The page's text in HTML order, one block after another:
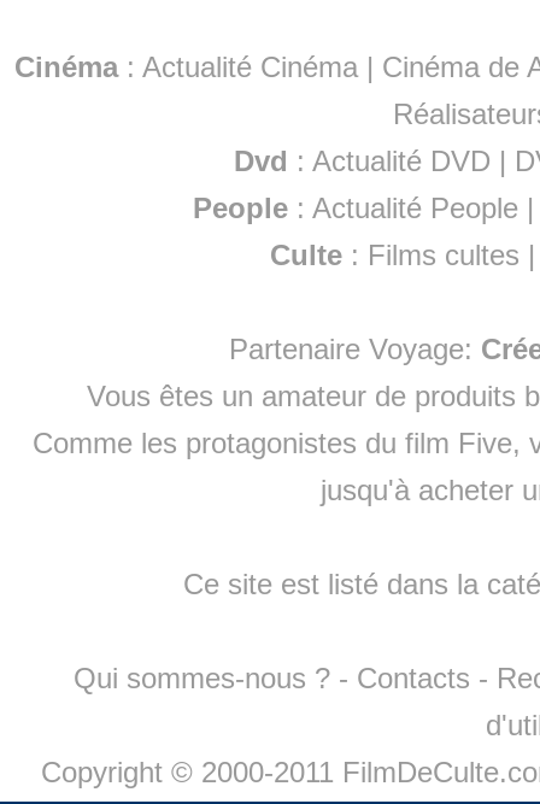
Cinéma: Actualité Cinéma | Cinéma de
Dvd : Actualité DVD |
People :Actualité People
Culte : Films cultes
Partenaire Voyage:
Vous êtes un amateur de produits
Comme les protagonistes du film Five,
jusqu'à acheter
Ce site est listé dans la
Qui sommes-nous ? - Contacts -
Copyright © 2000-2011